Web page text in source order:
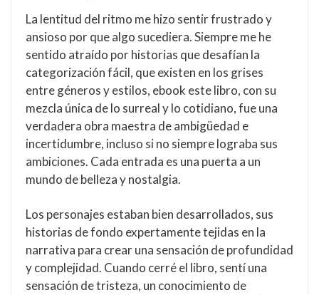
La lentitud del ritmo me hizo sentir frustrado y
ansioso por que algo sucediera. Siempre me he
sentido atraído por historias que desafían la
categorización fácil, que existen en los grises
entre géneros y estilos, ebook este libro, con su
mezcla única de lo surreal y lo cotidiano, fue una
verdadera obra maestra de ambigüedad e
incertidumbre, incluso si no siempre lograba sus
ambiciones. Cada entrada es una puerta a un
mundo de belleza y nostalgia.
Los personajes estaban bien desarrollados, sus
historias de fondo expertamente tejidas en la
narrativa para crear una sensación de profundidad
y complejidad. Cuando cerré el libro, sentí una
sensación de tristeza, un conocimiento de